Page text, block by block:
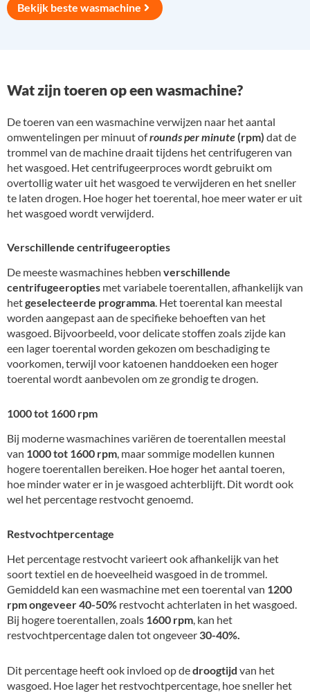
Bekijk beste wasmachine
Wat zijn toeren op een wasmachine?
De toeren van een wasmachine verwijzen naar het aantal
omwentelingen per minuut ofrounds per minute(rpm) dat de
trommel van de machine draait tijdens het centrifugeren van
het wasgoed. Het centrifugeerproces wordt gebruikt om
overtollig water uit het wasgoed te verwijderen en het sneller
te laten drogen. Hoe hoger het toerental, hoe meer water er uit
het wasgoed wordt verwijderd.
Verschillende centrifugeeropties
De meeste wasmachines hebben verschillende
centrifugeeropties met variabele toerentallen, afhankelijk van
hetgeselecteerde programma. Het toerental kan meestal
worden aangepast aan de specifieke behoeften van het
wasgoed. Bijvoorbeeld, voor delicate stoffen zoals zijde kan
een lager toerental worden gekozen om beschadiging te
voorkomen, terwijl voor katoenen handdoeken een hoger
toerental wordt aanbevolen om ze grondig te drogen.
1000 tot 1600 rpm
Bij moderne wasmachines variëren de toerentallen meestal
van 1000 tot 1600 rpm, maar sommige modellen kunnen
hogere toerentallen bereiken. Hoe hoger het aantal toeren,
hoe minder water er in je wasgoed achterblijft. Dit wordt ook
wel het percentage restvocht genoemd.
Restvochtpercentage
Het percentage restvocht varieert ook afhankelijk van het
soort textiel en de hoeveelheid wasgoed in de trommel.
Gemiddeld kan een wasmachine met een toerental van 1200
rpm ongeveer 40-50% restvocht achterlaten in het wasgoed.
Bij hogere toerentallen, zoals 1600 rpm, kan het
restvochtpercentage dalen tot ongeveer 30-40%.
Dit percentage heeft ook invloed op dedroogtijd van het
wasgoed. Hoe lager het restvochtpercentage, hoe sneller het